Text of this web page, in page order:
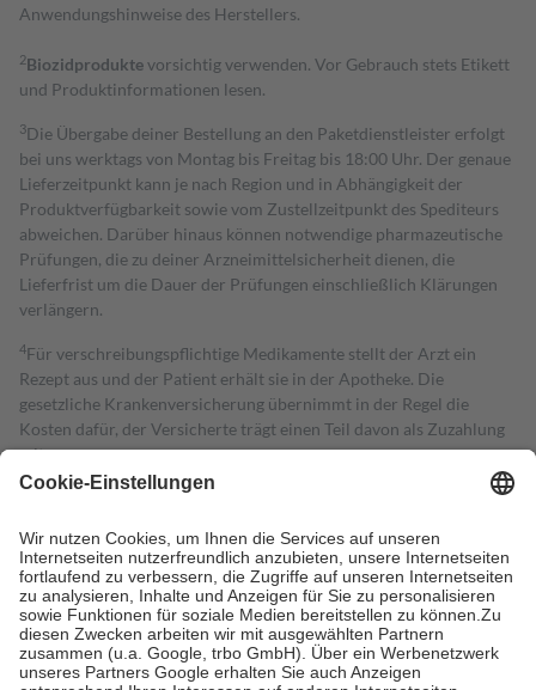
Anwendungshinweise des Herstellers.
2Biozidproduktevorsichtig verwenden. Vor Gebrauch stets Etikett
und Produktinformationen lesen.
3Die Übergabe deiner Bestellung an den Paketdienstleister erfolgt
bei uns werktags von Montag bis Freitag bis 18:00 Uhr. Der genaue
Lieferzeitpunkt kann je nach Region und in Abhängigkeit der
Produktverfügbarkeit sowie vom Zustellzeitpunkt des Spediteurs
abweichen. Darüber hinaus können notwendige pharmazeutische
Prüfungen, die zu deiner Arzneimittelsicherheit dienen, die
Lieferfrist um die Dauer der Prüfungen einschließlich Klärungen
verlängern.
4Für verschreibungspflichtige Medikamente stellt der Arzt ein
Rezept aus und der Patient erhält sie in der Apotheke. Die
gesetzliche Krankenversicherung übernimmt in der Regel die
Kosten dafür, der Versicherte trägt einen Teil davon als Zuzahlung
mit.
Grundsätzlich leisten Mitglieder Zuzahlungen in Höhe von zehn
höchstens zehn Euro.
Es sind jedoch nie mehr als die tatsächlichen
Kosten der Leistung zu entrichten.
Diese Regeln gelten grundsätzlich auch für Online-Apotheken.
Bei Heilmitteln und häuslicher Krankenpflege beträgt die
Zuzahlung zehn Prozent der Kosten sowie zehn Euro je
Verordnung.
Um das Engagement der Versicherten für ihre eigene Gesundheit zu